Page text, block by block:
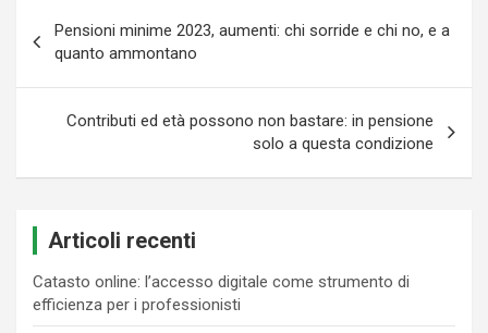
articoli
Pensioni minime 2023, aumenti: chi sorride e chi no, e a
quanto ammontano
Contributi ed età possono non bastare: in pensione
solo a questa condizione
Articoli recenti
Catasto online: l’accesso digitale come strumento di
efficienza per i professionisti